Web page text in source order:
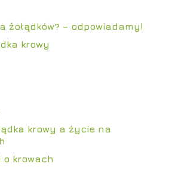
żołądków? – odpowiadamy!
krowy
krowy a życie na
o krowach